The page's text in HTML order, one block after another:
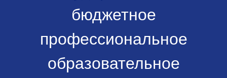
бюджетное
профессиональное
образовательное